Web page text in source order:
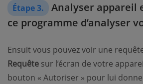
Étape 3.
Analyser appareil
ce programme d’analyser
Ensuit vous pouvez voir une
Requête sur l’écran de votre
bouton « Autoriser » pour lui